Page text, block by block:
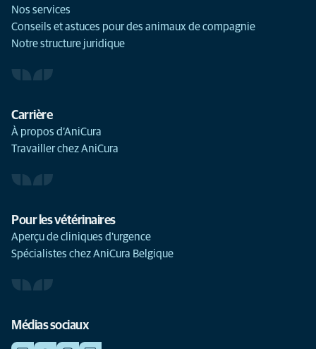
Nos services
Conseils et astuces pour des animaux de compagnie
Notre structure juridique
Carrière
À propos d’AniCura
Travailler chez AniCura
Pour les vétérinaires
Aperçu de cliniques d'urgence
Spécialistes chez AniCura Belgique
Médias sociaux